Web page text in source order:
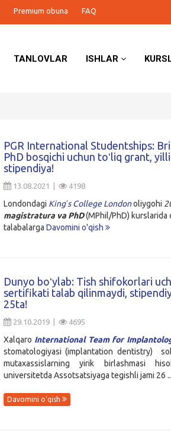
Premium obuna FAQ
TANLOVLAR ISHLAR
PGR International Studentships:
PhD bosqichi uchun toʻliq grant,
stipendiya!
13.08.2021 | 4198
Londondagi Kingʻs College Londonoliygohi
magistratura va PhD(MPhil/PhD) kurslarida
talabalarga Davomini o'qish
Dunyo boʻylab: Tish shifokorlari
sertifikati talab qilinmaydi,
25ta!
29.10.2019 | 4695
Xalqaro International Team for
stomatologiyasi (implantation dentistry)
mutaxassislarning yirik birlashmasi
universitetda Assotsatsiyaga tegishli jami 26
Davomini o'qish